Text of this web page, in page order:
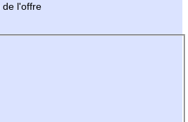
de l'offre